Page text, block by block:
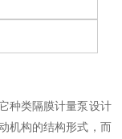
种类隔膜计量泵设计
机构的结构形式，而